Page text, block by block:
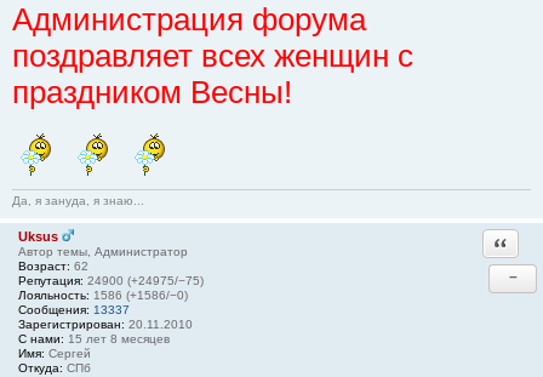
Администрация форума
поздравляет всех женщин с
праздником Весны!
Да, я зануда, я знаю...
Uksus
Автор темы, Администратор
Возраст: 62
Репутация: 24900 (+24975/−75)
Лояльность: 1586 (+1586/−0)
Сообщения: 13337
Зарегистрирован: 20.11.2010
С нами: 15 лет 8 месяцев
Имя: Сергей
Откуда: СПб
−